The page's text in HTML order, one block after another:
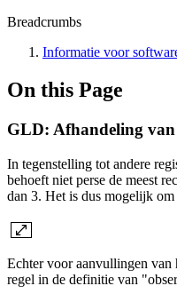
Breadcrumbs
Informatie voor
On this Page
GLD: Afhandeling
In tegenstelling tot andere
behoeft niet perse de meest
dan 3. Het is dus mogelijk om
Echter voor aanvullingen van
regel in de definitie van